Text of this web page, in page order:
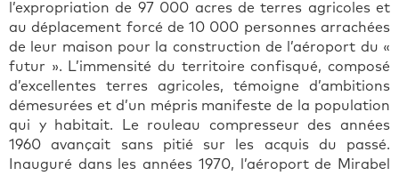
l’expropriation de 97 000 acres de terres agricoles et
au déplacement forcé de 10 000 personnes arrachées
de leur maison pour la construction de l’aéroport du «
futur ». L’immensité du territoire confisqué, composé
d’excellentes terres agricoles, témoigne d’ambitions
démesurées et d’un mépris manifeste de la population
qui y habitait. Le rouleau compresseur des années
1960 avançait sans pitié sur les acquis du passé.
Inauguré dans les années 1970, l’aéroport de Mirabel